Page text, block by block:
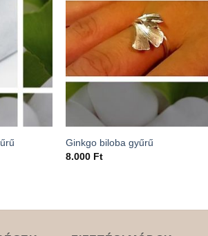
wishlist
Ginkgo biloba gyűrű
8.000 Ft